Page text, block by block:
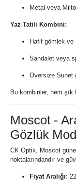
Metal veya
Yaz Tatili Kombini:
Hafif gömlek ve
Sandalet veya
Oversize Sunet
Bu kombinler, hem
Moscot -
Gözlük
CK Optik, Moscot
noktalarındandır ve
Fiyat Aralığı: